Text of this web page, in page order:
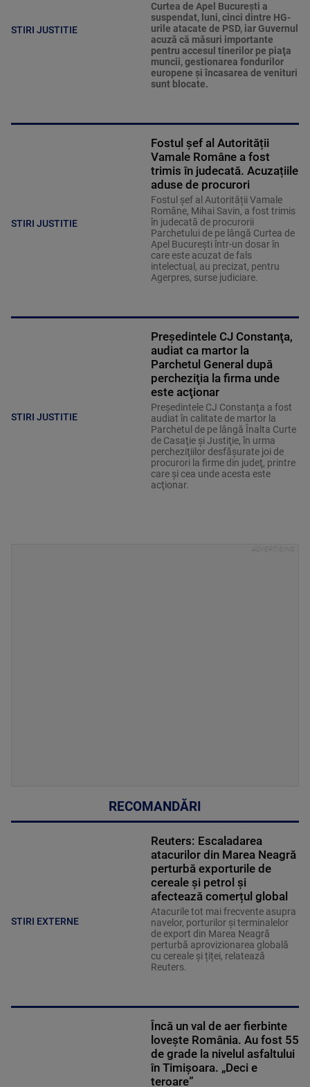
STIRI JUSTITIE
Curtea de Apel Bucureşti a
suspendat, luni, cinci dintre HG-
urile atacate de PSD, iar Guvernul
acuză că măsuri importante
pentru accesul tinerilor pe piaţa
muncii, gestionarea fondurilor
europene şi încasarea de venituri
sunt blocate.
STIRI JUSTITIE
Fostul șef al Autorității
Vamale Române a fost
trimis în judecată. Acuzațiile
aduse de procurori
Fostul șef al Autorității Vamale
Române, Mihai Savin, a fost trimis
în judecată de procurorii
Parchetului de pe lângă Curtea de
Apel București într-un dosar în
care este acuzat de fals
intelectual, au precizat, pentru
Agerpres, surse judiciare.
STIRI JUSTITIE
Preşedintele CJ Constanţa,
audiat ca martor la
Parchetul General după
percheziţia la firma unde
este acţionar
Preşedintele CJ Constanţa a fost
audiat în calitate de martor la
Parchetul de pe lângă Înalta Curte
de Casaţie şi Justiţie, în urma
percheziţiilor desfăşurate joi de
procurori la firme din judeţ, printre
care şi cea unde acesta este
acţionar.
RECOMANDĂRI
STIRI EXTERNE
Reuters: Escaladarea
atacurilor din Marea Neagră
perturbă exporturile de
cereale și petrol și
afectează comerțul global
Atacurile tot mai frecvente asupra
navelor, porturilor și terminalelor
de export din Marea Neagră
perturbă aprovizionarea globală
cu cereale și țiței, relatează
Reuters.
Încă un val de aer fierbinte
lovește România. Au fost 55
de grade la nivelul asfaltului
în Timișoara. „Deci e
teroare”